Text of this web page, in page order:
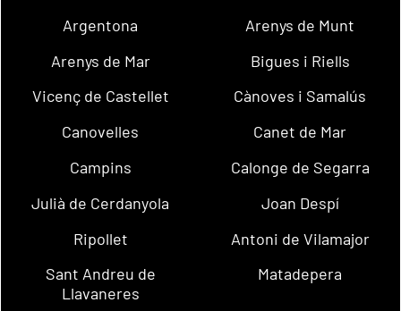
Argentona
Arenys de Munt
Arenys de Mar
Bigues i Riells
Vicenç de Castellet
Cànoves i Samalús
Canovelles
Canet de Mar
Campins
Calonge de Segarra
Julià de Cerdanyola
Joan Despí
Ripollet
Antoni de Vilamajor
Sant Andreu de
Llavaneres
Matadepera